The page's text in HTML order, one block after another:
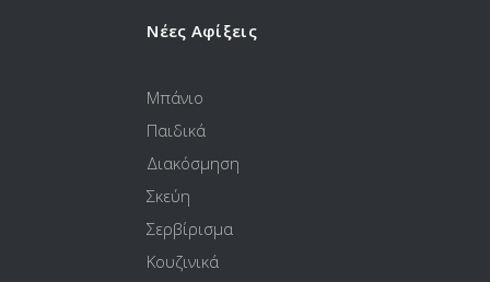
Νέες Αφίξεις
Μπάνιο
Παιδικά
Διακόσμηση
Σκεύη
Σερβίρισμα
Κουζινικά